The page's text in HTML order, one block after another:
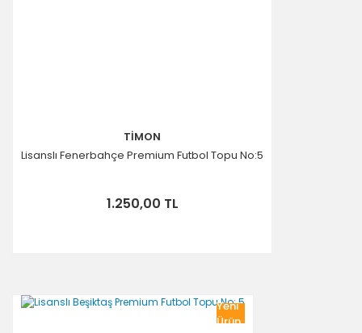
TİMON
Lisanslı Fenerbahçe Premium Futbol Topu No:5
1.250,00 TL
Yeni
Ürün